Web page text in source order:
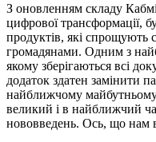
З оновленням складу
цифрової трансформації,
продуктів, які спрощують
громадянами. Одним з
якому зберігаються всі
додаток здатен замінити
найближчому
великий і в найближчий
нововведень. Ось, що нам